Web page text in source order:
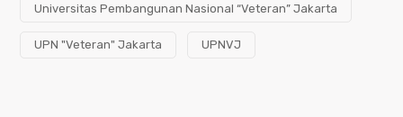
Universitas Pembangunan Nasional “Veteran” Jakarta
UPN "Veteran" Jakarta UPNVJ